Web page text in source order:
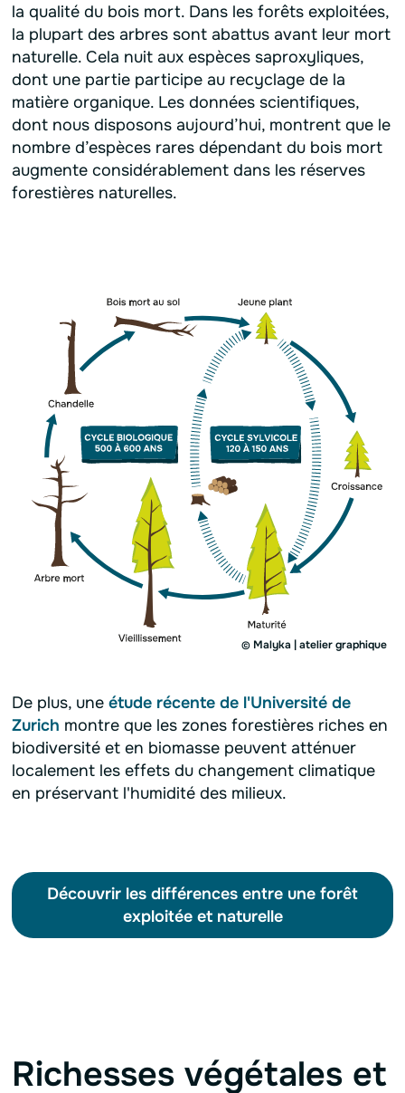
la qualité du bois mort. Dans les forêts exploitées,
la plupart des arbres sont abattus avant leur mort
naturelle. Cela nuit aux espèces saproxyliques,
dont une partie participe au recyclage de la
matière organique. Les données scientifiques,
dont nous disposons aujourd’hui, montrent que le
nombre d’espèces rares dépendant du bois mort
augmente considérablement dans les réserves
forestières naturelles.
©Malyka | atelier graphique
De plus, une étude récente de l'Université de
Zurich montre que les zones forestières riches en
biodiversité et en biomasse peuvent atténuer
localement les effets du changement climatique
en préservant l'humidité des milieux.
Découvrir les différences entre une forêt
exploitée et naturelle
Richesses végétales et